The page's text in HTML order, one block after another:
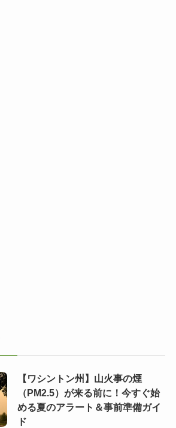
【ワシントン州】山火事の煙
（PM2.5）が来る前に！今すぐ始
める夏のアラート＆事前準備ガイ
ド